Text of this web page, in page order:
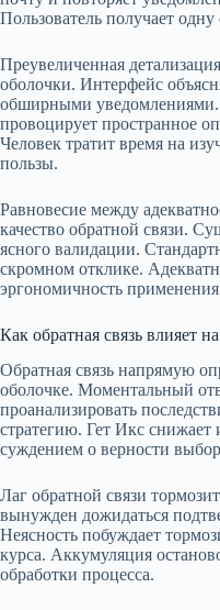
Пользователь получает
Преувеличенная
оболочки. Интерфейс
обширными уведомлениями.
провоцирует пространное
Человек тратит время на
пользы.
Равновесие между
качество обратной связи.
ясного валидации.
скромном отклике.
эргономичность
Как обратная связь влияет
Обратная связь напрямую
оболочке. Моментальный
проанализировать
стратегию. Гет Икс
суждением о верности
Лаг обратной связи
вынужден дожидаться
Неясность побуждает
курса. Аккумуляция
обработки процесса.